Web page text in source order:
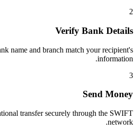
2
Verify Bank Details
name and branch match your recipient's
information.
3
Send Money
transfer securely through the SWIFT
network.